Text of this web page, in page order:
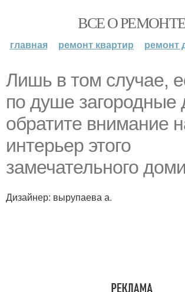
ВСЕ О
главная ремонт квартир ремонт
Лишь в том случае,
по душе загородные
обратите внимание
интерьер этого
замечательного
Дизайнер: вырупаева а.